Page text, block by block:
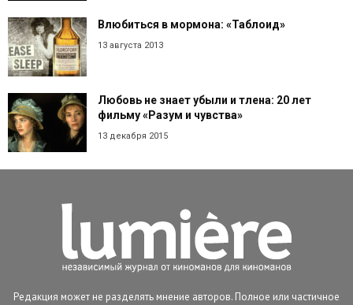
Влюбиться в мормона: «Таблоид»
13 августа 2013
Любовь не знает убыли и тлена: 20 лет
фильму «Разум и чувства»
13 декабря 2015
Редакция может не разделять мнение авторов. Полное или частичное